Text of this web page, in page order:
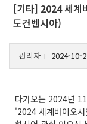
[기타] 2024 세계
도컨벤시아)
관리자 l 2024-10-
다가오는 2024년
'2024 세계바이오